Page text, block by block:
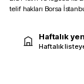
telif hakları Borsa
Haftalık
Haftalık